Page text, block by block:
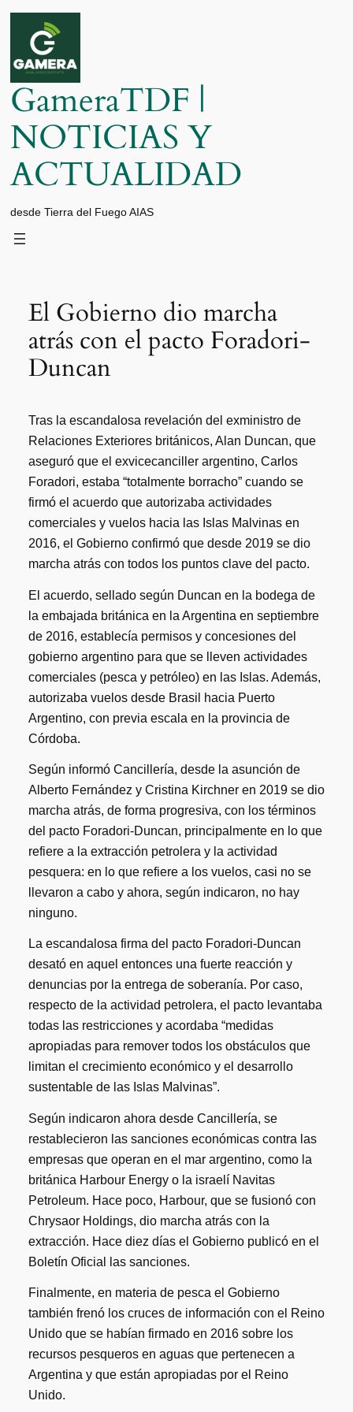
Saltar
contenido
GameraTDF |
NOTICIAS Y
ACTUALIDAD
desde Tierra del Fuego AIAS
El Gobierno dio marcha
atrás con el pacto Foradori-
Duncan
Tras la escandalosa revelación del exministro de
Relaciones Exteriores británicos, Alan Duncan, que
aseguró que el exvicecanciller argentino, Carlos
Foradori, estaba “totalmente borracho” cuando se
firmó el acuerdo que autorizaba actividades
comerciales y vuelos hacia las Islas Malvinas en
2016, el Gobierno confirmó que desde 2019 se dio
marcha atrás con todos los puntos clave del pacto.
El acuerdo, sellado según Duncan en la bodega de
la embajada británica en la Argentina en septiembre
de 2016, establecía permisos y concesiones del
gobierno argentino para que se lleven actividades
comerciales (pesca y petróleo) en las Islas. Además,
autorizaba vuelos desde Brasil hacia Puerto
Argentino, con previa escala en la provincia de
Córdoba.
Según informó Cancillería, desde la asunción de
Alberto Fernández y Cristina Kirchner en 2019 se dio
marcha atrás, de forma progresiva, con los términos
del pacto Foradori-Duncan, principalmente en lo que
refiere a la extracción petrolera y la actividad
pesquera: en lo que refiere a los vuelos, casi no se
llevaron a cabo y ahora, según indicaron, no hay
ninguno.
La escandalosa firma del pacto Foradori-Duncan
desató en aquel entonces una fuerte reacción y
denuncias por la entrega de soberanía. Por caso,
respecto de la actividad petrolera, el pacto levantaba
todas las restricciones y acordaba “medidas
apropiadas para remover todos los obstáculos que
limitan el crecimiento económico y el desarrollo
sustentable de las Islas Malvinas”.
Según indicaron ahora desde Cancillería, se
restablecieron las sanciones económicas contra las
empresas que operan en el mar argentino, como la
británica Harbour Energy o la israelí Navitas
Petroleum. Hace poco, Harbour, que se fusionó con
Chrysaor Holdings, dio marcha atrás con la
extracción. Hace diez días el Gobierno publicó en el
Boletín Oficial las sanciones.
Finalmente, en materia de pesca el Gobierno
también frenó los cruces de información con el Reino
Unido que se habían firmado en 2016 sobre los
recursos pesqueros en aguas que pertenecen a
Argentina y que están apropiadas por el Reino
Unido.